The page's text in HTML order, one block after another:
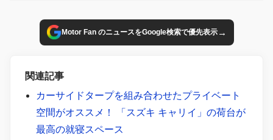
ならケイゾーンの「慶虎」におまかせだ。
Motor Fan のニュースをGoogle検索で優先表示→
関連記事
カーサイドタープを組み合わせたプライベート
空間がオススメ！ 「スズキ キャリイ」の荷台が
最高の就寝スペース